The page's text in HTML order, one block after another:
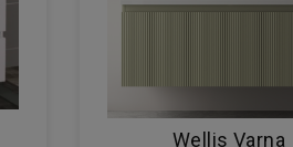
Wellis Varna